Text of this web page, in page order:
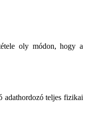
oly módon, hogy a
adathordozó teljes fizikai